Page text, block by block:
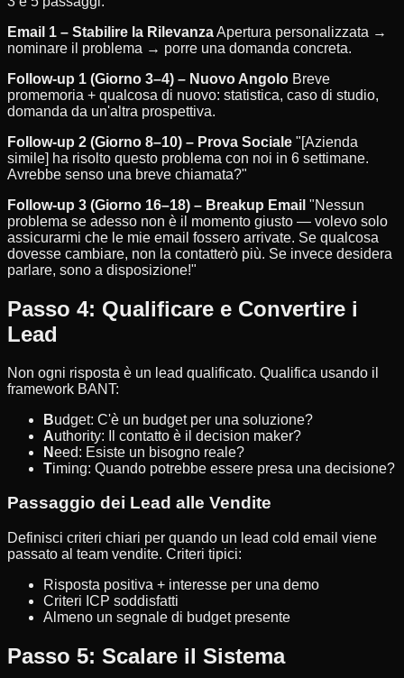
Email 1 – Stabilire la RilevanzaApertura personalizzata →
nominare il problema → porre una domanda concreta.
Follow-up 1 (Giorno 3–4) – Nuovo Angolo Breve
promemoria + qualcosa di nuovo: statistica, caso di studio,
domanda da un'altra prospettiva.
Follow-up 2 (Giorno 8–10) – Prova Sociale "[Azienda
simile] ha risolto questo problema con noi in 6 settimane.
Avrebbe senso una breve chiamata?"
Follow-up 3 (Giorno 16–18) – Breakup Email "Nessun
problema se adesso non è il momento giusto — volevo solo
assicurarmi che le mie email fossero arrivate. Se qualcosa
dovesse cambiare, non la contatterò più. Se invece desidera
parlare, sono a disposizione!"
Passo 4: Qualificare e Convertire i
Lead
Non ogni risposta è un lead qualificato. Qualifica usando il
framework BANT:
Budget: C'è un budget per una soluzione?
Authority: Il contatto è il decision maker?
Need: Esiste un bisogno reale?
Timing: Quando potrebbe essere presa una decisione?
Passaggio dei Lead alle Vendite
Definisci criteri chiari per quando un lead cold email viene
passato al team vendite. Criteri tipici:
Risposta positiva + interesse per una demo
Criteri ICP soddisfatti
Almeno un segnale di budget presente
Passo 5: Scalare il Sistema